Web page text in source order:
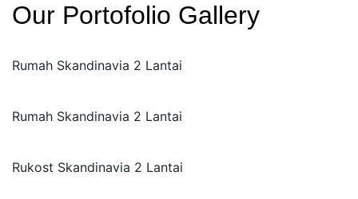
Our Portofolio Gallery
Rumah Skandinavia 2 Lantai
Rumah Skandinavia 2 Lantai
Rukost Skandinavia 2 Lantai